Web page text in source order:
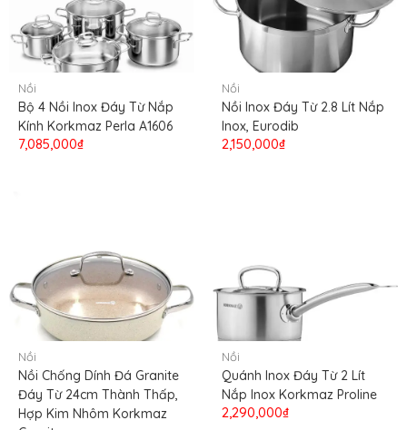
Nồi
Bộ 4 Nồi Inox Đáy Từ Nắp
Kính Korkmaz Perla A1606
7,085,000₫
Nồi
Nồi Inox Đáy Từ 2.8 Lít Nắp
Inox, Eurodib
2,150,000₫
Nồi
Nồi Chống Dính Đá Granite
Đáy Từ 24cm Thành Thấp,
Hợp Kim Nhôm Korkmaz
Nồi
Quánh Inox Đáy Từ 2 Lít
Nắp Inox Korkmaz Proline
2,290,000₫